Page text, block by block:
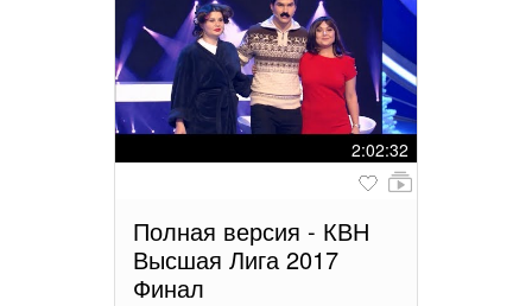
2:02:32
Полная версия - КВН
Высшая Лига 2017
Финал